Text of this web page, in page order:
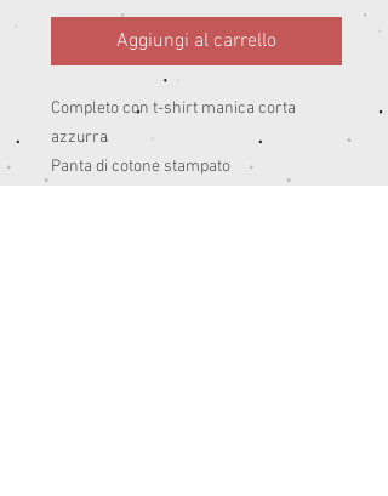
Aggiungi al carrello
Completo con t-shirt manica corta
azzurra
Panta di cotone stampato